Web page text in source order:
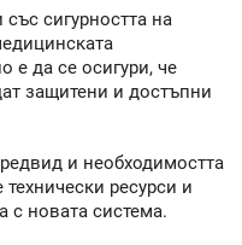
сигурността на
е да се осигури, че
защитени и достъпни
и необходимостта
ресурси и
с новата система.